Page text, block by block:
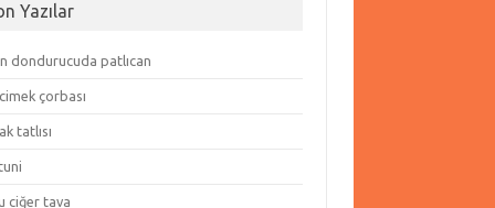
Yazılar
dondurucuda patlıcan
çorbası
tatlısı
ciğer tava